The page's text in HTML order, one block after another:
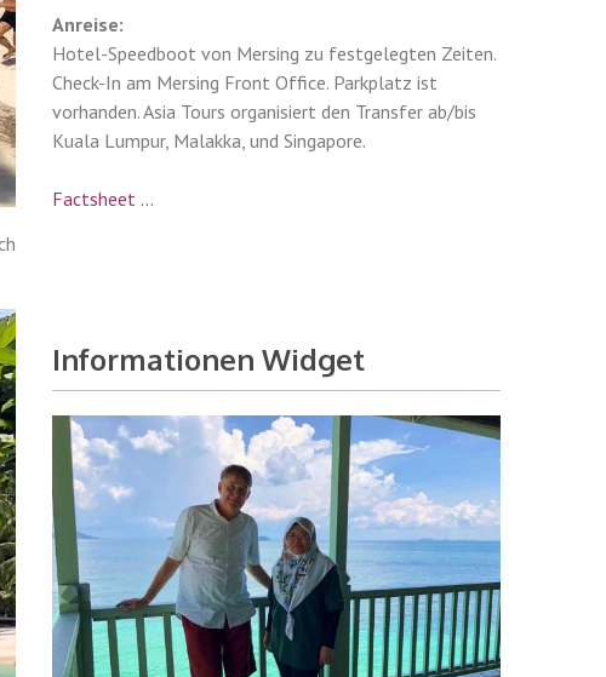
Anreise:
Hotel-Speedboot von Mersing zu festgelegten Zeiten.
Check-In am Mersing Front Office. Parkplatz ist
vorhanden. Asia Tours organisiert den Transfer ab/bis
Kuala Lumpur, Malakka, und Singapore.
Factsheet ...
Informationen Widget